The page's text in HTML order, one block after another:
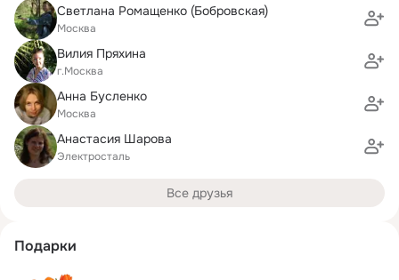
Светлана Ромащенко (Бобровская)
Москва
Вилия Пряхина
г.Москва
Анна Бусленко
Москва
Анастасия Шарова
Электросталь
Все друзья
Подарки